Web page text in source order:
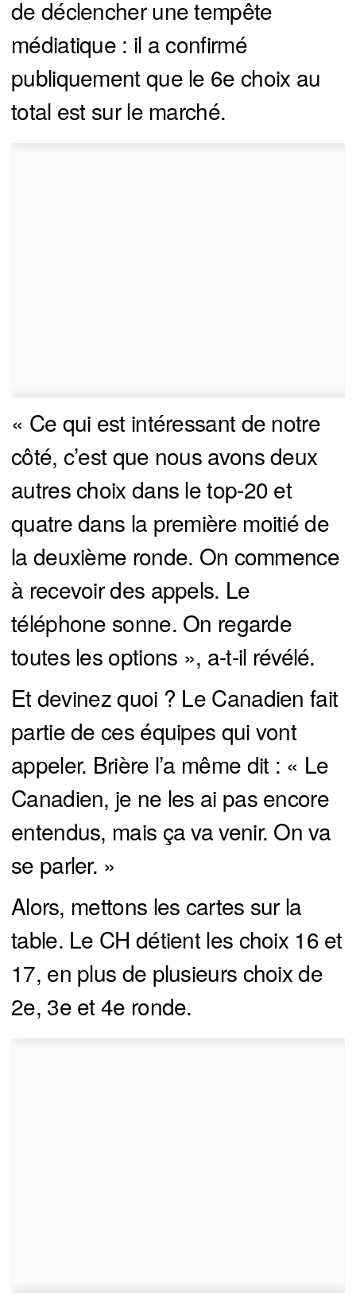
de déclencher une tempête
médiatique : il a confirmé
publiquement que le 6e choix au
total est sur le marché.
« Ce qui est intéressant de notre
côté, c’est que nous avons deux
autres choix dans le top-20 et
quatre dans la première moitié de
la deuxième ronde. On commence
à recevoir des appels. Le
téléphone sonne. On regarde
toutes les options », a-t-il révélé.
Et devinez quoi ? Le Canadien fait
partie de ces équipes qui vont
appeler. Brière l’a même dit : « Le
Canadien, je ne les ai pas encore
entendus, mais ça va venir. On va
se parler. »
Alors, mettons les cartes sur la
table. Le CH détient les choix 16 et
17, en plus de plusieurs choix de
2e, 3e et 4e ronde.